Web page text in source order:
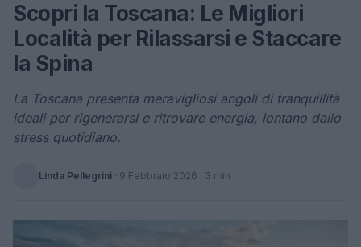
Scopri la Toscana: Le Migliori
Località per Rilassarsi e Staccare
la Spina
La Toscana presenta meravigliosi angoli di tranquillità
ideali per rigenerarsi e ritrovare energia, lontano dallo
stress quotidiano.
Linda Pellegrini · 9 Febbraio 2026 · 3 min